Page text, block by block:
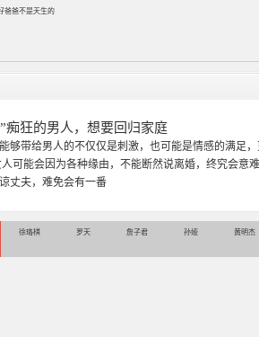
爸爸不是天生的
婚姻家庭咨询师，毕业于重庆师范大学心理学专业
婚姻情感分析、恋爱择偶、夫妻关系，情感挽回、
积累了丰富的咨
徐珞棋 罗天 詹子君 孙娅 黄明杰